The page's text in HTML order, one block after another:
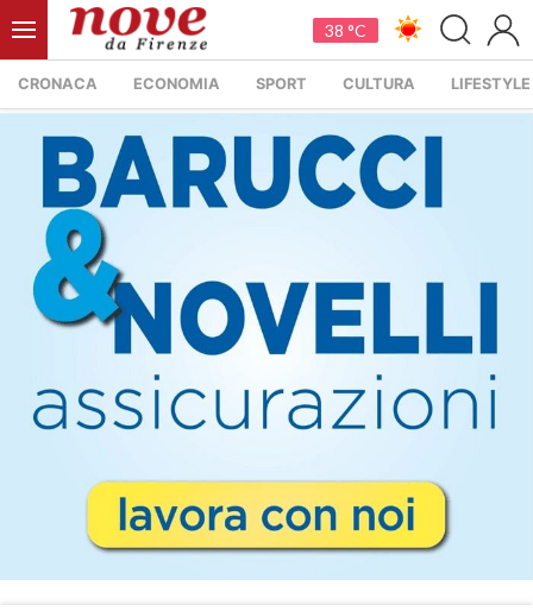
38 °C
CRONACA ECONOMIA SPORT CULTURA LIFESTYLE